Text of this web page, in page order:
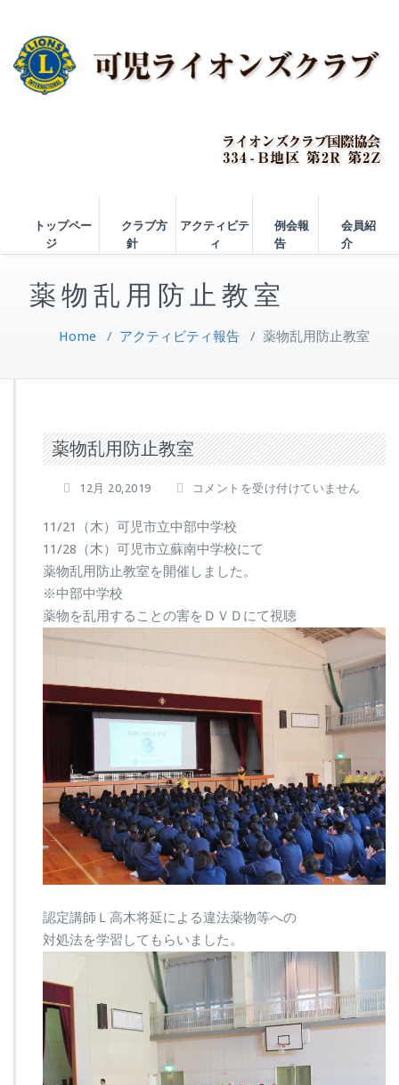
トップペー
ジ
クラブ方
針
アクティビテ
ィ
例会報
告
会員紹
介
薬物乱用防止教室
Home / アクティビティ報告 / 薬物乱用防止教室
薬物乱用防止教室
12月 20,2019
薬
乱
用
防
止
室
は
コメントを受け付けていません
11/21（木）可児市立中部中学校
11/28（木）可児市立蘇南中学校にて
薬物乱用防止教室を開催しました。
※中部中学校
薬物を乱用することの害をＤＶＤにて視聴
認定講師Ｌ高木将延による違法薬物等への
対処法を学習してもらいました。